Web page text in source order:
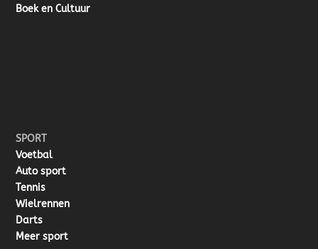
Boek en Cultuur
SPORT
Voetbal
Auto sport
Tennis
Wielrennen
Darts
Meer sport